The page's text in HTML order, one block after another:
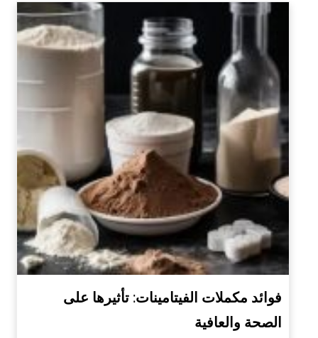
فوائد مكملات الفيتامينات: تأثيرها على
الصحة والعافية